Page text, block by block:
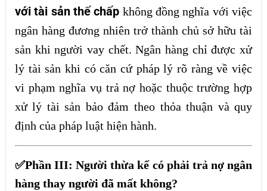
với tài sản thế chấp không đồng nghĩa với việc
ngân hàng đương nhiên trở thành chủ sở hữu tài
sản khi người vay chết. Ngân hàng chỉ được xử
lý tài sản khi có căn cứ pháp lý rõ ràng về việc
vi phạm nghĩa vụ trả nợ hoặc thuộc trường hợp
xử lý tài sản bảo đảm theo thỏa thuận và quy
định của pháp luật hiện hành.
✅Phần III: Người thừa kế có phải trả nợ ngân
hàng thay người đã mất không?